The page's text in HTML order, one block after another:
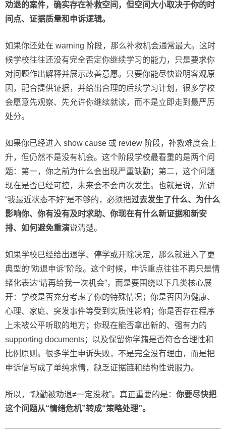
劝退的案件，确实存在补救空间，但空间大小取决于你的时
间点、证据质量和申诉逻辑。
如果你还处在 warning 阶段，那么补救机会通常最大。这时
候学校往往还没有完全否定你继续学习的能力，只是要求你
对问题作出解释并展示改善意愿。只要你能尽快说明客观原
因，配合提供证据，并给出合理的后续学习计划，很多学校
会愿意先观察、先允许你继续就读，而不是立即走到最严厉
处分。
如果你已经进入 show cause 或 review 阶段，补救难度会上
升，但仍然不是没有机会。这个阶段学校最看重的是两个问
题：第一，你之前为什么会出现严重缺勤；第二，这个问题
现在是否已经可控，未来会不会再次发生。也就是说，光讲
“我最近状态不好”是不够的，必须把过去发生了什么、为什么
影响你、你有没有及时求助、你现在有什么新证据和新安
排、如何避免重演说清楚。
如果学校已经给出退学、停学或开除决定，那么就进入了更
典型的“劝退申诉”阶段。这个时候，申诉重点往往不再只是情
绪化表达“请再给我一次机会”，而是要围绕以下几类核心展
开：学校是否充分考虑了你的特殊情况；你是否因为健康、
心理、家庭、突发事件等受到实质性影响；你是否存在程序
上未被公平听取的地方；你现在能否拿出新的、强有力的
supporting documents；以及保留你学籍是否符合合理性和
比例原则。很多学生申诉失败，不是完全没有理由，而是把
申诉信写成了单纯求情，缺乏证据链和结构性说服力。
所以，“缺勤被劝退≠一定没救”。真正重要的是： 你要尽快把
这个问题从“情绪危机”转成“策略处理”。